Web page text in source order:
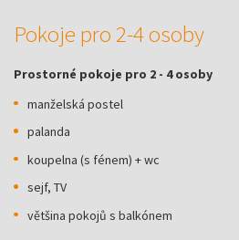
Pokoje pro 2-4 osoby
Prostorné pokoje pro 2 - 4 osoby
manželská postel
palanda
koupelna (s fénem) + wc
sejf, TV
většina pokojů s balkónem